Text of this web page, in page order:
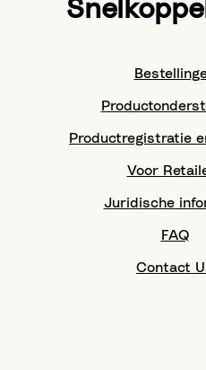
Productregistratie
Voor
Juridische
FAQ
Contact